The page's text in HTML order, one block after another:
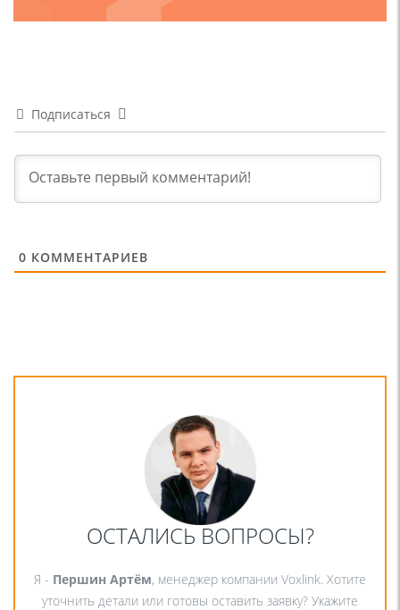
Подписаться
0 КОММЕНТАРИЕВ
ОСТАЛИСЬ ВОПРОСЫ?
Я - Першин Артём, менеджер компании Voxlink. Хотите
уточнить детали или готовы оставить заявку? Укажите